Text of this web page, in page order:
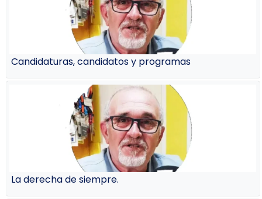
Candidaturas, candidatos y programas
La derecha de siempre.